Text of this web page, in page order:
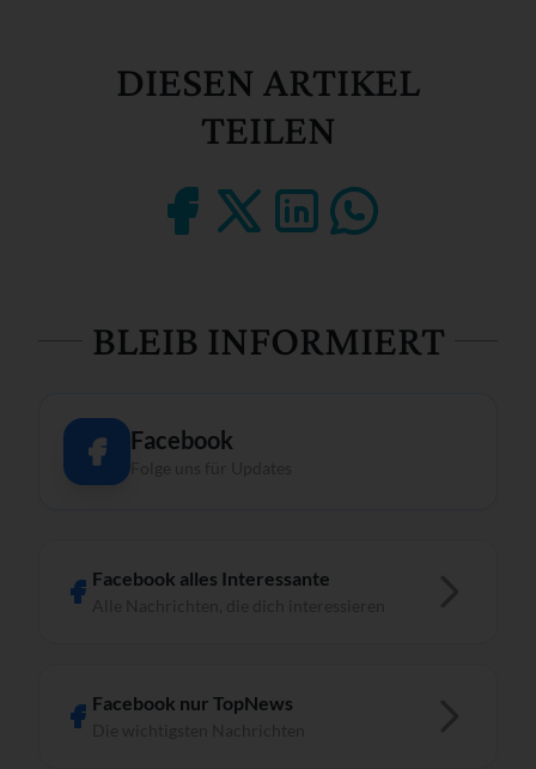
DIESEN ARTIKEL
TEILEN
BLEIB INFORMIERT
Facebook
Facebook alles Interessante
Facebook nur TopNews